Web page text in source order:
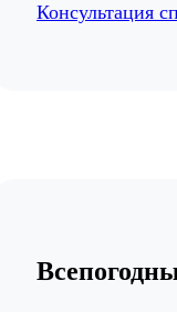
Консультация